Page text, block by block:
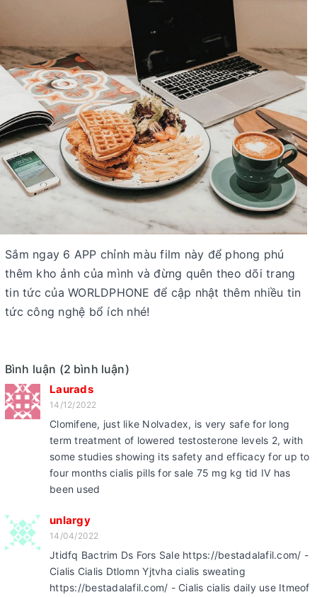
Sắm ngay 6 APP chỉnh màu film này để phong phú
thêm kho ảnh của mình và đừng quên theo dõi trang
tin tức của WORLDPHONE để cập nhật thêm nhiều tin
tức công nghệ bổ ích nhé!
Bình luận (2 bình luận)
Laurads
14/12/2022
Clomifene, just like Nolvadex, is very safe for long
term treatment of lowered testosterone levels 2, with
some studies showing its safety and efficacy for up to
four months cialis pills for sale 75 mg kg tid IV has
been used
unlargy
14/04/2022
Jtidfq Bactrim Ds Fors Sale https://bestadalafil.com/ -
Cialis Cialis Dtlomn Yjtvha cialis sweating
https://bestadalafil.com/ - Cialis cialis daily use Itmeof